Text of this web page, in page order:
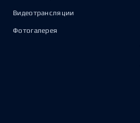
Видеотрансляции
Фотогалерея